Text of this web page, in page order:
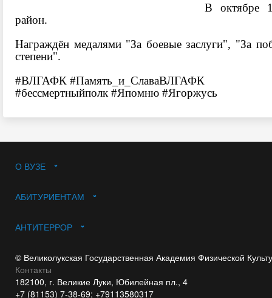
В октябре
район.
Награждён медалями "За боевые заслуги", "За
степени".
#ВЛГАФК #Память_и_СлаваВЛГАФК
#бессмертныйполк #Япомню #Ягоржусь
О ВУЗЕ
АБИТУРИЕНТАМ
АНТИТЕРРОР
© Великолукская Государственная Академия Физической
Контакты
182100, г. Великие Луки, Юбилейная пл., 4
+7 (81153) 7-38-69; +79113580317